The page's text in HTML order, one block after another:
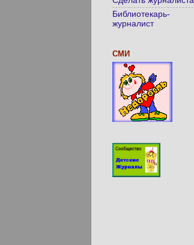
Библиотекарь-
журналист
СМИ